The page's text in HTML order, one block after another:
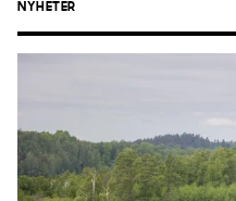
NYHETER